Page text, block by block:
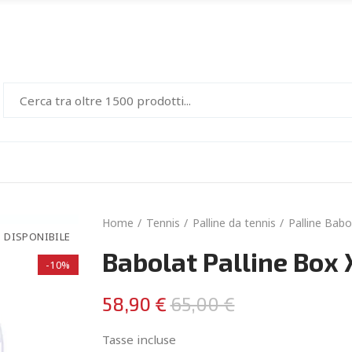
DISPONIBILE
-10%
Home Tennis Palline da tennis Palline
Babolat Palline Box
58,90 €65,00 €
Tasse incluse